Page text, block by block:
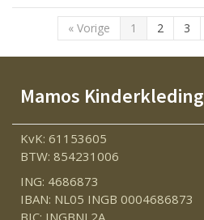
« Vorige 1 2 3
Mamos Kinderkleding
KvK: 61153605
BTW: 854231006
ING: 4686873
IBAN: NL05 INGB 0004686873